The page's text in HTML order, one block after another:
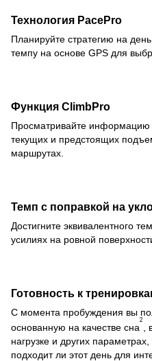
Технология PacePro
Планируйте стратегию на
темпу на основе GPS для
Функция ClimbPro
Просматривайте
текущих и предстоящих
маршрутах.
Темп с поправкой на
Достигните эквивалентного
усилиях на ровной
Готовность к
С момента пробуждения вы
основанную на качестве сна
2
нагрузке и других
подходит ли этот день для